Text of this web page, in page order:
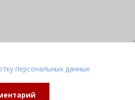
персональных данных